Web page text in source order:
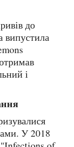
випустила
і
У 2018